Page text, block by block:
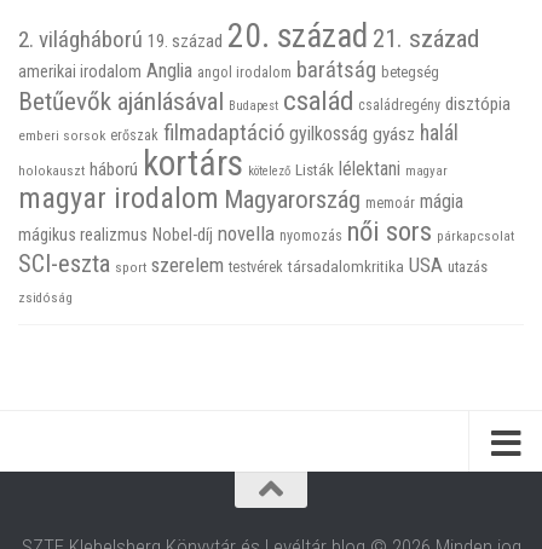
2. világháború 19. század 20. század 21. század
amerikai irodalom Anglia angol irodalom barátság betegség
Betűevők ajánlásával Budapest család családregény disztópia
emberi sorsok erőszak filmadaptáció gyilkosság gyász halál
holokauszt háború kortárs kötelező Listák lélektani magyar
magyar irodalom Magyarország memoár mágia
mágikus realizmus Nobel-díj novella nyomozás női sors párkapcsolat
SCI-eszta sport szerelem testvérek társadalomkritika USA utazás
zsidóság